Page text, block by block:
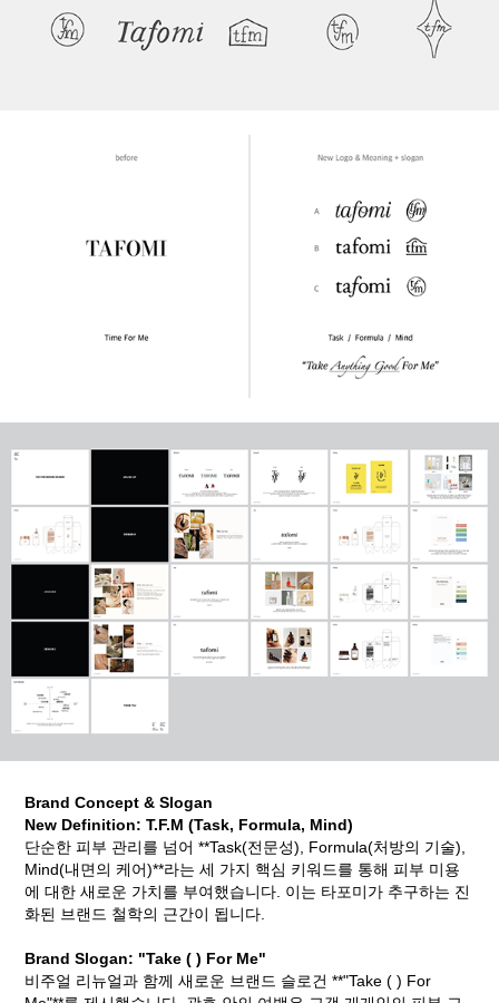
Brand Concept & Slogan
New Definition: T.F.M (Task, Formula, Mind)
단순한 피부 관리를 넘어 **Task(전문성), Formula(처방의 기술),
Mind(내면의 케어)**라는 세 가지 핵심 키워드를 통해 피부 미용
에 대한 새로운 가치를 부여했습니다. 이는 타포미가 추구하는 진
화된 브랜드 철학의 근간이 됩니다.
Brand Slogan: "Take ( ) For Me"
비주얼 리뉴얼과 함께 새로운 브랜드 슬로건 **"Take ( ) For